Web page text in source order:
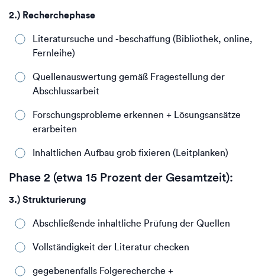
2.) Recherchephase
Literatursuche und -beschaffung (Bibliothek, online,
Fernleihe)
Quellenauswertung gemäß Fragestellung der
Abschlussarbeit
Forschungsprobleme erkennen + Lösungsansätze
erarbeiten
Inhaltlichen Aufbau grob fixieren (Leitplanken)
Phase 2 (etwa 15 Prozent der Gesamtzeit):
3.) Strukturierung
Abschließende inhaltliche Prüfung der Quellen
Vollständigkeit der Literatur checken
gegebenenfalls Folgerecherche +